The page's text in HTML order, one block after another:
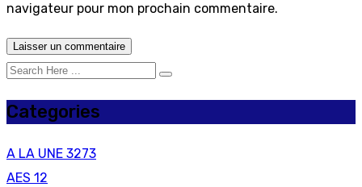
navigateur pour mon prochain commentaire.
Categories
A LA UNE 3273
AES 12